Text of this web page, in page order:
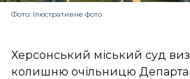
Фото: Ілюстративне фото
Херсонський міський суд
колишню очільницю